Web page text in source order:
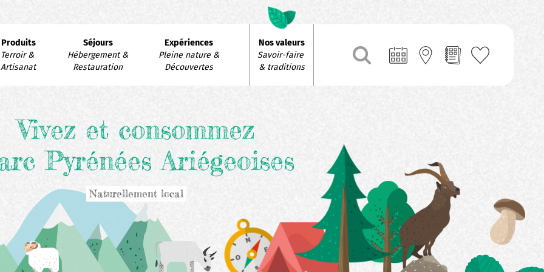
Navigation
principale
Produits
Terroir &
Artisanat
Séjours
Hébergement &
Restauration
Expériences
Pleine nature &
Découvertes
Nos valeurs
Savoir-faire
& traditions
Vivez et consommez
Pyrénées Ariégeoises
Naturellement local